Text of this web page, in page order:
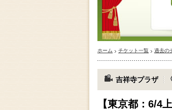
ホーム チケット一覧 過去の
吉祥寺プラザ
【東京都：6/4